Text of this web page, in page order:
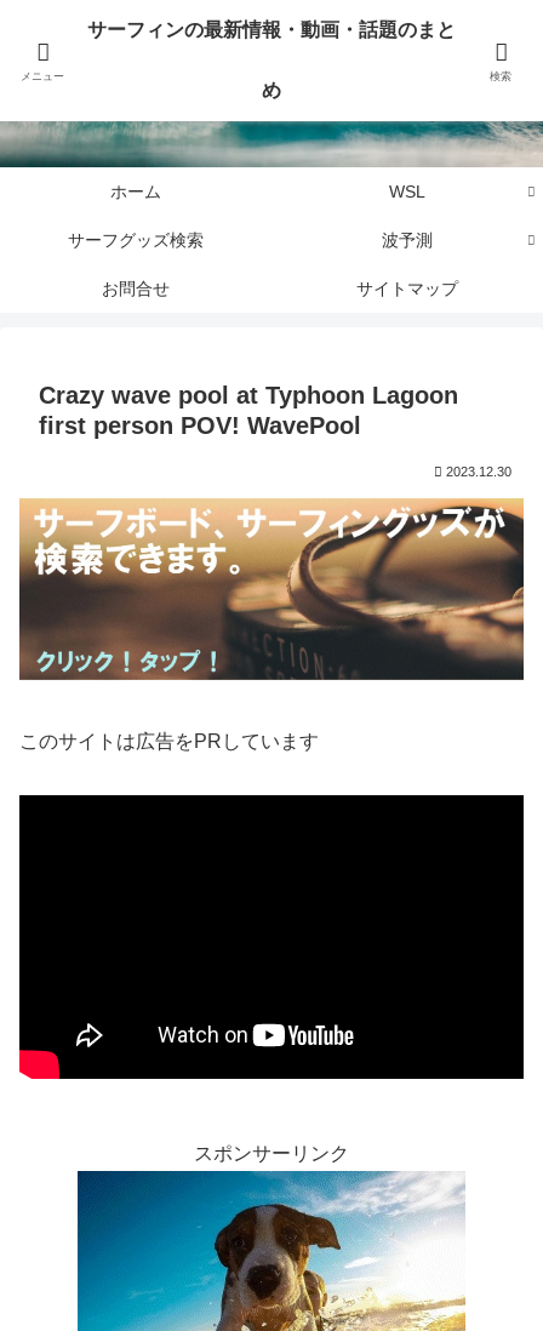
サーフィンに関するニュース・話題や最新情報を写真、画像、動画でまとめて
ホーム WSL
サーフグッズ検索 波予測
お問合せ サイトマップ
Crazy wave pool at Typhoon Lagoon
first person POV! WavePool
2023.12.30
このサイトは広告をPRしています
スポンサーリンク
メニュー
サーフィンの最新情報・動画・話題のまと
め
検索